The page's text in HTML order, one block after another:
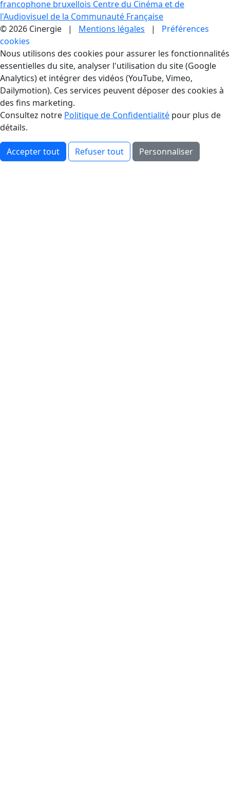
francophone bruxellois Centre du Cinéma et de
l'Audiovisuel de la Communauté Française
© 2026 Cinergie | Mentions légales | Préférences
cookies
Gestion des Cookies
Nous utilisons des cookies pour assurer les fonctionnalités
essentielles du site, analyser l'utilisation du site (Google
Analytics) et intégrer des vidéos (YouTube, Vimeo,
Dailymotion). Ces services peuvent déposer des cookies à
des fins marketing.
Consultez notre Politique de Confidentialité pour plus de
détails.
Accepter tout Refuser tout Personnaliser